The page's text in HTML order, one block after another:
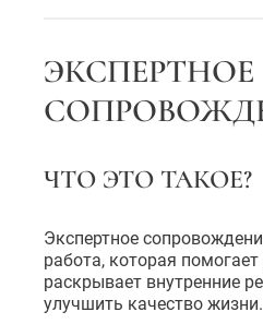
ЭКСПЕРТНОЕ
ЧТО ЭТО ТАКОЕ?
Экспертное
работа, которая помогает
раскрывает внутренние
улучшить качество жизни.